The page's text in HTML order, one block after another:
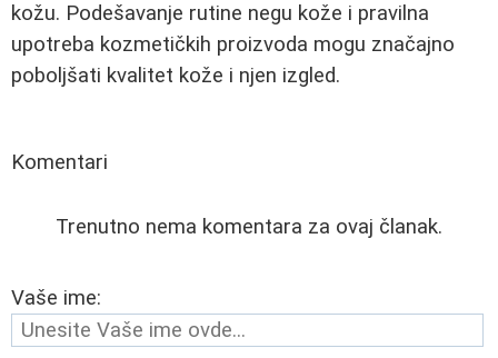
kožu. Podešavanje rutine negu kože i pravilna
upotreba kozmetičkih proizvoda mogu značajno
poboljšati kvalitet kože i njen izgled.
Komentari
Trenutno nema komentara za ovaj članak.
Vaše ime: